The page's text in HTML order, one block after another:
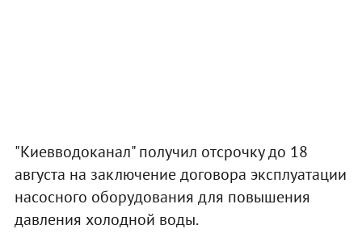
"Киевводоканал" получил отсрочку до 18
августа на заключение договора эксплуатации
насосного оборудования для повышения
давления холодной воды.